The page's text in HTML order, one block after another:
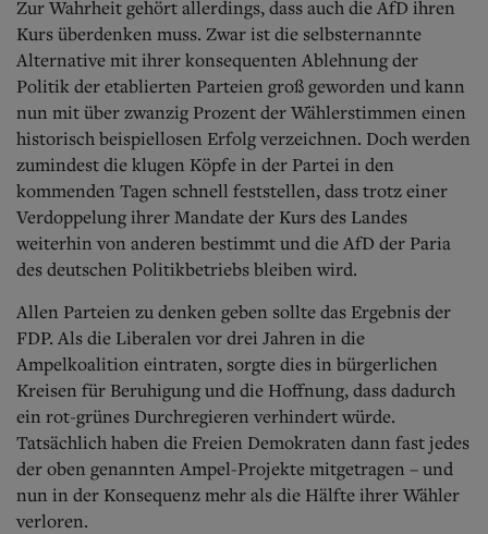
Zur Wahrheit gehört allerdings, dass auch die AfD ihren
Kurs überdenken muss. Zwar ist die selbsternannte
Alternative mit ihrer konsequenten Ablehnung der
Politik der etablierten Parteien groß geworden und kann
nun mit über zwanzig Prozent der Wählerstimmen einen
historisch beispiellosen Erfolg verzeichnen. Doch werden
zumindest die klugen Köpfe in der Partei in den
kommenden Tagen schnell feststellen, dass trotz einer
Verdoppelung ihrer Mandate der Kurs des Landes
weiterhin von anderen bestimmt und die AfD der Paria
des deutschen Politikbetriebs bleiben wird.
Allen Parteien zu denken geben sollte das Ergebnis der
FDP. Als die Liberalen vor drei Jahren in die
Ampelkoalition eintraten, sorgte dies in bürgerlichen
Kreisen für Beruhigung und die Hoffnung, dass dadurch
ein rot-grünes Durchregieren verhindert würde.
Tatsächlich haben die Freien Demokraten dann fast jedes
der oben genannten Ampel-Projekte mitgetragen – und
nun in der Konsequenz mehr als die Hälfte ihrer Wähler
verloren.